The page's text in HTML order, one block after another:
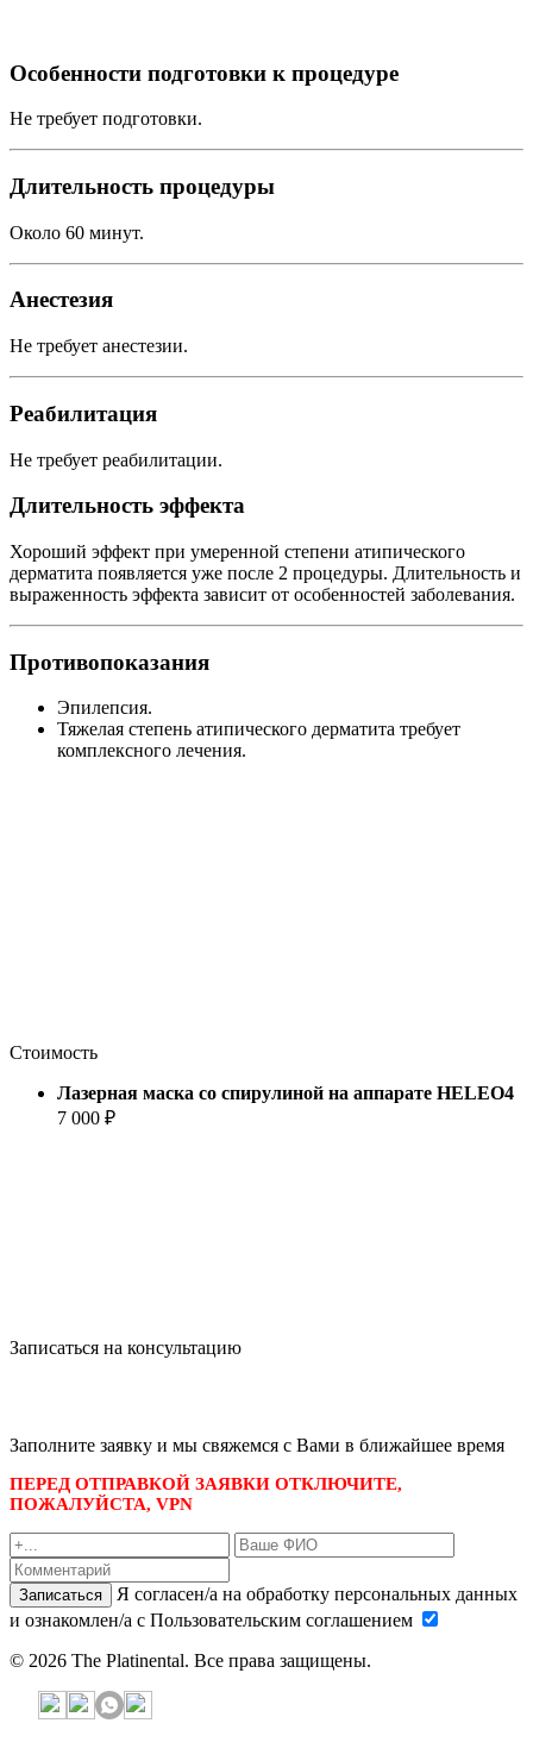
Особенности подготовки к процедуре
Не требует подготовки.
Длительность процедуры
Около 60 минут.
Анестезия
Не требует анестезии.
Реабилитация
Не требует реабилитации.
Длительность эффекта
Хороший эффект при умеренной степени атипического
дерматита появляется уже после 2 процедуры. Длительность и
выраженность эффекта зависит от особенностей заболевания.
Противопоказания
Эпилепсия.
Тяжелая степень атипического дерматита требует
комплексного лечения.
Стоимость
Лазерная маска со спирулиной на аппарате HELEO4
7 000 ₽
Записаться на консультацию
Заполните заявку и мы свяжемся с Вами в ближайшее время
ПЕРЕД ОТПРАВКОЙ ЗАЯВКИ ОТКЛЮЧИТЕ,
ПОЖАЛУЙСТА, VPN
Записаться
Я согласен/а на обработку персональных данных
и ознакомлен/а с Пользовательским соглашением
© 2026 The Platinental. Все права защищены.